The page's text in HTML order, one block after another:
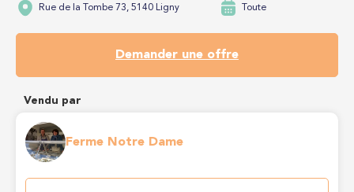
Rue de la Tombe 73, 5140 Ligny Toute
Demander une offre
Vendu par
Ferme Notre Dame